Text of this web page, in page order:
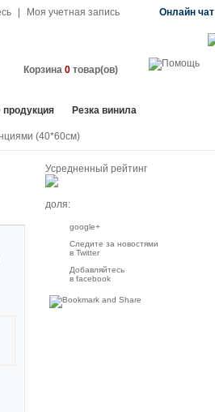
Моя учетная запись Онлайн чат
Корзина 0товар(ов)
продукция Резка винила
(40*60см)
Усредненный рейтинг
доля:
google+
Следите за новостями
в Twitter
Добавляйтесь
в facebook